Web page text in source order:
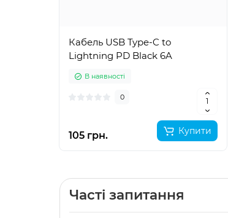
Кабель USB Type-C to
Lightning PD Black 6A
В наявності
0
105 грн. Купити
Часті запитання